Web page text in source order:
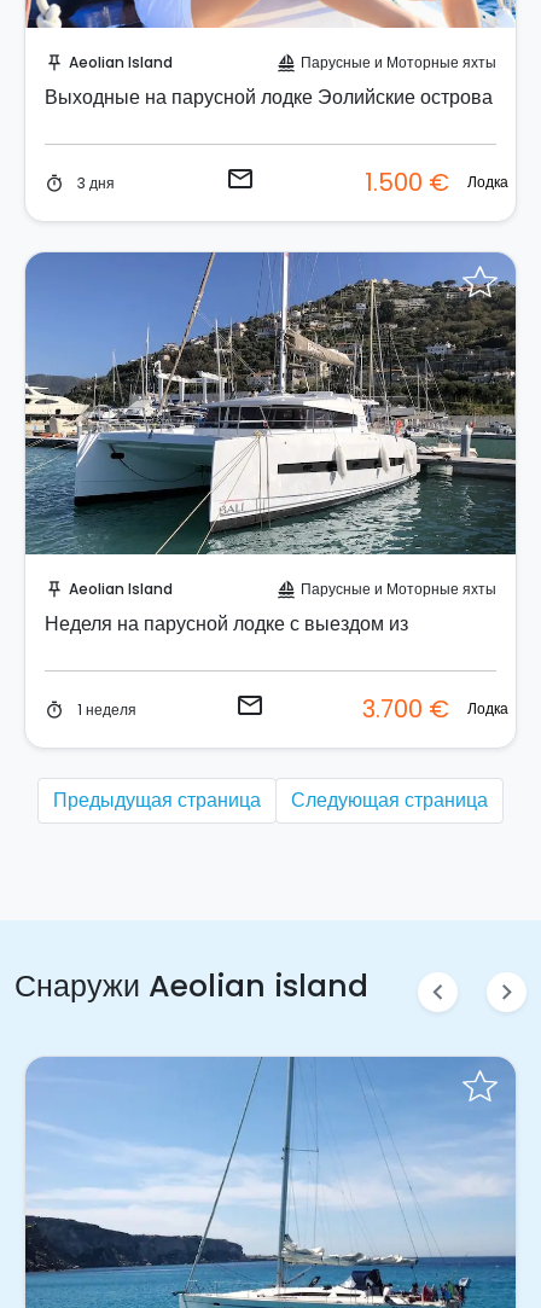
push_pin Aeolian Island sailing Парусные и Моторные яхты
Выходные на парусной лодке Эолийские острова
timer 3 дня email 1.500 € Лодка
push_pin Aeolian Island sailing Парусные и Моторные яхты
Неделя на парусной лодке с выездом из
timer 1 неделя email 3.700 € Лодка
Предыдущая страница Следующая страница
Снаружи Aeolian island chevron_left chevron_right